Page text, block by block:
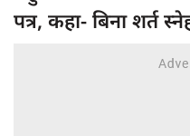
पत्र, कहा- बिना शर्त